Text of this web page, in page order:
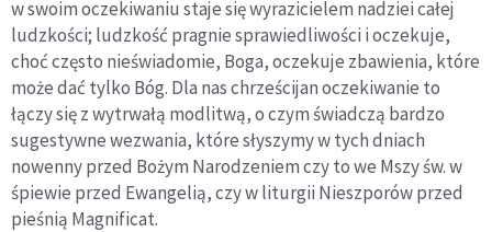
w swoim oczekiwaniu staje się wyrazicielem nadziei całej
ludzkości; ludzkość pragnie sprawiedliwości i oczekuje,
choć często nieświadomie, Boga, oczekuje zbawienia, które
może dać tylko Bóg. Dla nas chrześcijan oczekiwanie to
łączy się z wytrwałą modlitwą, o czym świadczą bardzo
sugestywne wezwania, które słyszymy w tych dniach
nowenny przed Bożym Narodzeniem czy to we Mszy św. w
śpiewie przed Ewangelią, czy w liturgii Nieszporów przed
pieśnią Magnificat.